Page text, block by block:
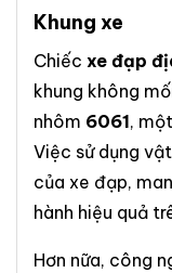
Khung xe
Chiếc xe đạp
khung không
nhôm 6061,
Việc sử dụng
của xe đạp,
hành hiệu quả
Hơn nữa, công